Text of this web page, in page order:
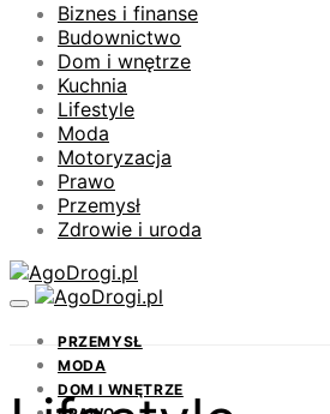
Biznes i finanse
Budownictwo
Dom i wnętrze
Kuchnia
Lifestyle
Moda
Motoryzacja
Prawo
Przemysł
Zdrowie i uroda
PRZEMYSŁ
MODA
DOM I WNĘTRZE